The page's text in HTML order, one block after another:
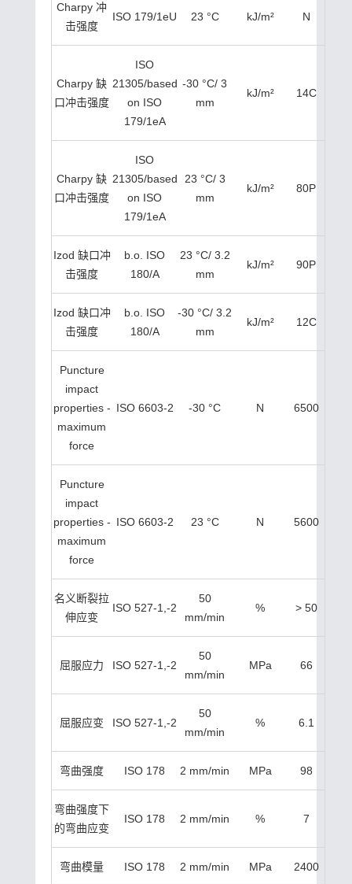
Charpy 冲
击强度
ISO 179/1eU 23 °C kJ/m² N
Charpy 缺
口冲击强度
ISO
21305/based
on ISO
179/1eA
-30 °C/ 3
mm
kJ/m² 14C
Charpy 缺
口冲击强度
ISO
21305/based
on ISO
179/1eA
23 °C/ 3
mm
kJ/m² 80P
Izod 缺口冲
击强度
b.o. ISO
180/A
23 °C/ 3.2
mm
kJ/m² 90P
Izod 缺口冲
击强度
b.o. ISO
180/A
-30 °C/ 3.2
mm
kJ/m² 12C
Puncture
impact
properties -
maximum
force
ISO 6603-2 -30 °C N 6500
Puncture
impact
properties -
maximum
force
ISO 6603-2 23 °C N 5600
名义断裂拉
伸应变
ISO 527-1,-2
50
mm/min
% > 50
屈服应力 ISO 527-1,-2
50
mm/min
MPa 66
屈服应变 ISO 527-1,-2
50
mm/min
% 6.1
弯曲强度 ISO 178 2 mm/min MPa 98
弯曲强度下
的弯曲应变
ISO 178 2 mm/min % 7
弯曲模量 ISO 178 2 mm/min MPa 2400